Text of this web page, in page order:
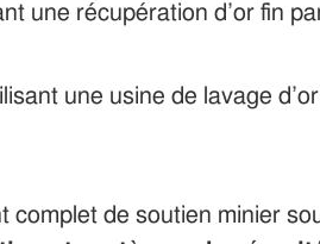
une récupération d’or fin
une usine de lavage
complet de soutien minier